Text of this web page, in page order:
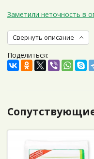
Заметили неточность в
Свернуть описание
Поделиться: